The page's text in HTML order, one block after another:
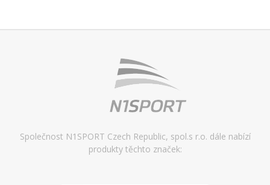
Společnost N1SPORT Czech Republic, spol.s r.o. dále nabízí
produkty těchto značek: